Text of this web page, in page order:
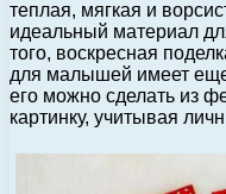
теплая, мягкая и
идеальный материал
того, воскресная
для малышей имеет
его можно сделать из
картинку, учитывая